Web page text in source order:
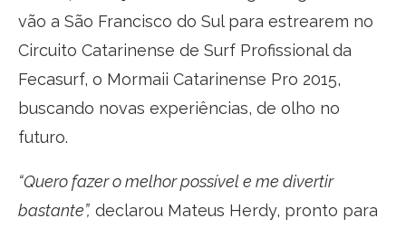
vão a São Francisco do Sul para estrearem no
Circuito Catarinense de Surf Profissional da
Fecasurf, o Mormaii Catarinense Pro 2015,
buscando novas experiências, de olho no
futuro.
“Quero fazer o melhor possível e me divertir
bastante”, declarou Mateus Herdy, pronto para